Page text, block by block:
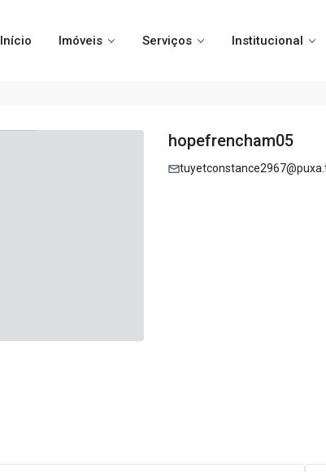
Início Imóveis Serviços Institucional
hopefrencham05